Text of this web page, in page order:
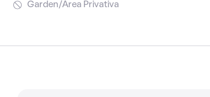
Garden/Área Privativa